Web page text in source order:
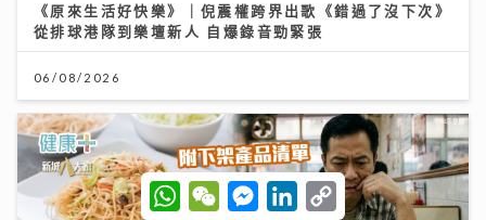
《原來生活好快樂》｜倪震權跨界出歌《錯過了沒下次》
從排球港隊到樂壇新人 自爆錄音勁緊張
06/08/2026
W
h
W
e
M
e
L
C
o